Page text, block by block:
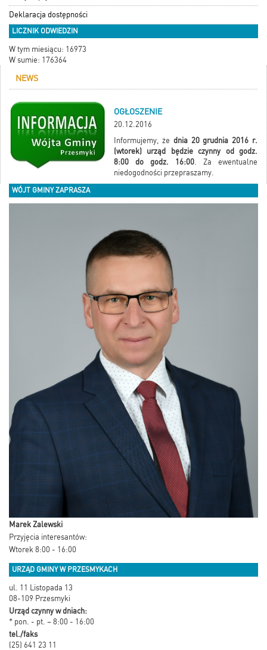
Deklaracja dostępności
LICZNIK ODWIEDZIN
W tym miesiącu: 16973
W sumie: 176364
NEWS
OGŁOSZENIE
20.12.2016
Informujemy, że dnia 20 grudnia 2016 r.
(wtorek) urząd będzie czynny od godz.
8:00 do godz. 16:00. Za ewentualne
niedogodności przepraszamy.
WÓJT GMINY ZAPRASZA
Marek Zalewski
Przyjęcia interesantów:
Wtorek 8:00 - 16:00
URZĄD GMINY W PRZESMYKACH
ul. 11 Listopada 13
08-109 Przesmyki
Urząd czynny w dniach:
* pon. - pt. – 8:00 - 16:00
tel./faks
(25) 641 23 11